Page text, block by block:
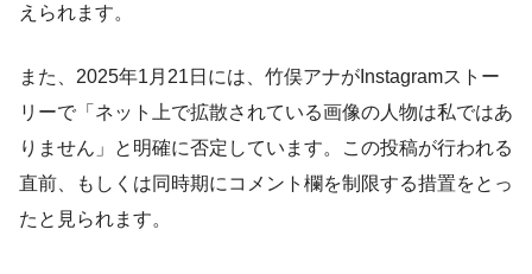
えられます。
また、2025年1月21日には、竹俣アナがInstagramストー
リーで「ネット上で拡散されている画像の人物は私ではあ
りません」と明確に否定しています。この投稿が行われる
直前、もしくは同時期にコメント欄を制限する措置をとっ
たと見られます。